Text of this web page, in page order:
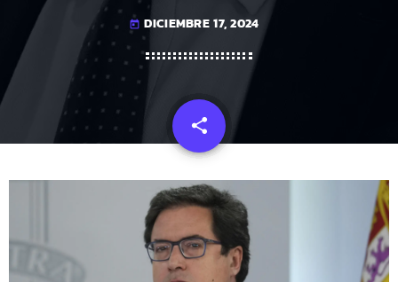
today DICIEMBRE 17, 2024
share
email